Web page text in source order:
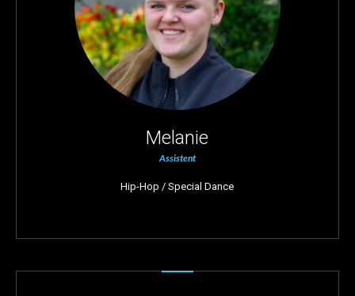
Melanie
Assistent
Hip-Hop / Special Dance